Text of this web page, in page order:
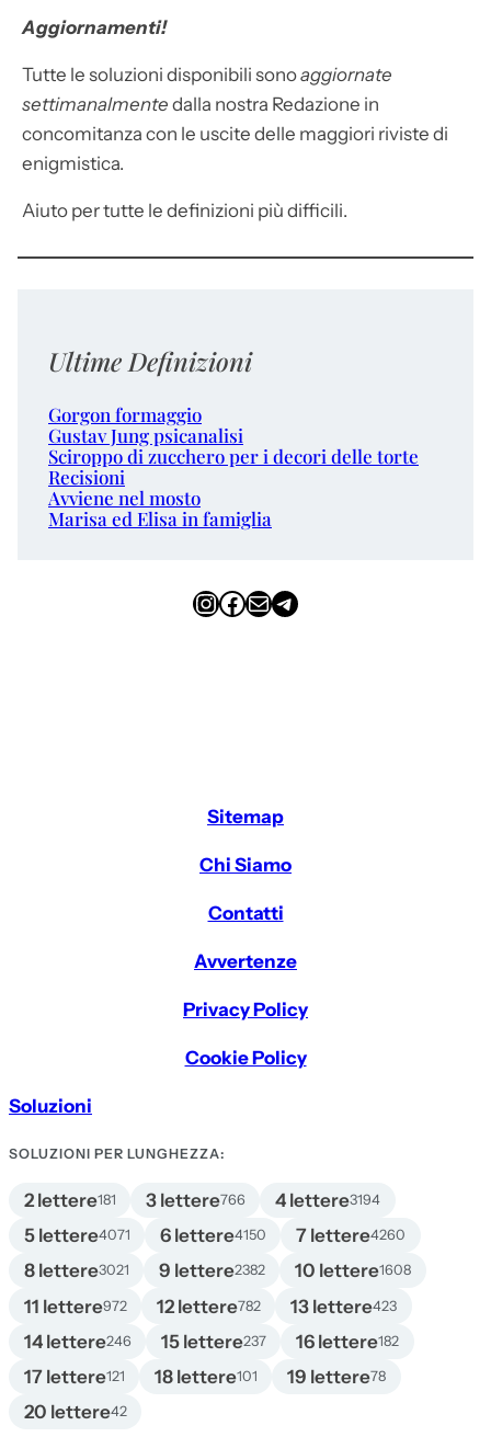
Aggiornamenti!
Tutte le soluzioni disponibili sonoaggiornate
settimanalmente dalla nostra Redazione in
concomitanza con le uscite delle maggiori riviste di
enigmistica.
Aiuto per tutte le definizioni più difficili.
Ultime Definizioni
Gorgon formaggio
Gustav Jung psicanalisi
Sciroppo di zucchero per i decori delle torte
Recisioni
Avviene nel mosto
Marisa ed Elisa in famiglia
InstagramFacebook Email Telegram
Sitemap
Chi Siamo
Contatti
Avvertenze
Privacy Policy
Cookie Policy
Soluzioni
SOLUZIONI PER LUNGHEZZA:
2 lettere181 3 lettere766 4 lettere3194
5 lettere4071 6 lettere4150 7 lettere4260
8 lettere3021 9 lettere2382 10 lettere1608
11 lettere972 12 lettere782 13 lettere423
14 lettere246 15 lettere237 16 lettere182
17 lettere121 18 lettere101 19 lettere78
20 lettere42